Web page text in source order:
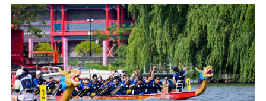
电影创作 电影市场
机关党建
党建要闻 学习在线
文化人才